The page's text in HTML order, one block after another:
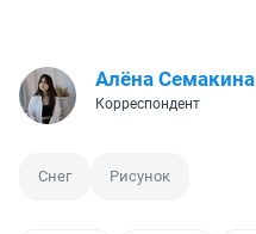
Алёна Семакина
Корреспондент
Снег Рисунок